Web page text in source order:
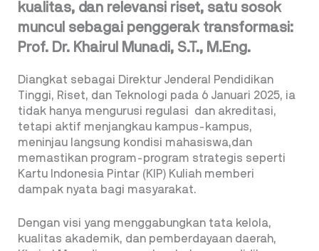
kualitas, dan relevansi riset, satu sosok
muncul sebagai penggerak transformasi:
Prof. Dr. Khairul Munadi, S.T., M.Eng.
Diangkat sebagai Direktur Jenderal Pendidikan
Tinggi, Riset, dan Teknologi pada 6 Januari 2025, ia
tidak hanya mengurusi regulasi dan akreditasi,
tetapi aktif menjangkau kampus-kampus,
meninjau langsung kondisi mahasiswa,dan
memastikan program-program strategis seperti
Kartu Indonesia Pintar (KIP) Kuliah memberi
dampak nyata bagi masyarakat.
Dengan visi yang menggabungkan tata kelola,
kualitas akademik, dan pemberdayaan daerah,